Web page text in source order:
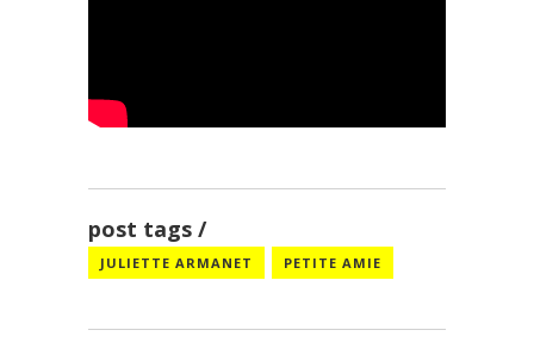
post tags
JULIETTE ARMANET PETITE AMIE